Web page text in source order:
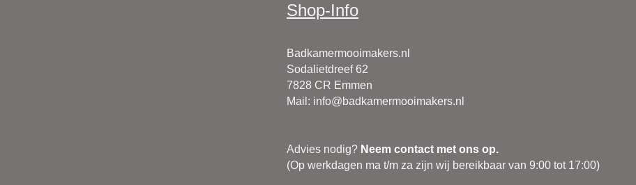
Shop-Info
Badkamermooimakers.nl
Sodalietdreef 62
7828 CR Emmen
Mail : info@badkamermooimakers.nl
Advies nodig? Neem contact met ons op.
(Op werkdagen ma t/m za zijn wij bereikbaar van 9:00 tot 17:00)